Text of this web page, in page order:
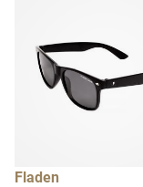
Fladen